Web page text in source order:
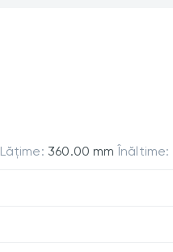
Lățime: 360.00 mmÎnăltime: